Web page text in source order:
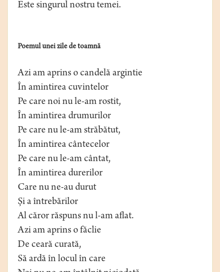
Este singurul nostru temei.
Poemul unei zile de toamnă
Azi am aprins o candelă argintie
În amintirea cuvintelor
Pe care noi nu le-am rostit,
În amintirea drumurilor
Pe care nu le-am străbătut,
În amintirea cântecelor
Pe care nu le-am cântat,
În amintirea durerilor
Care nu ne-au durut
Și a întrebărilor
Al căror răspuns nu l-am aflat.
Azi am aprins o făclie
De ceară curată,
Să ardă în locul în care